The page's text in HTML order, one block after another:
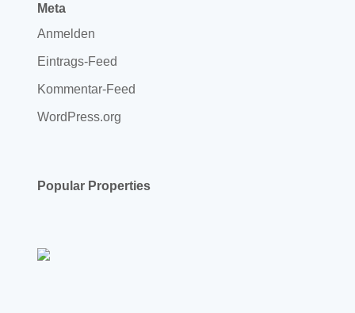
Meta
Anmelden
Eintrags-Feed
Kommentar-Feed
WordPress.org
Popular Properties